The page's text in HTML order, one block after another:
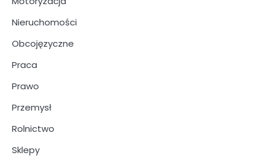
Nieruchomości
Obcojęzyczne
Praca
Prawo
Przemysł
Rolnictwo
Sklepy